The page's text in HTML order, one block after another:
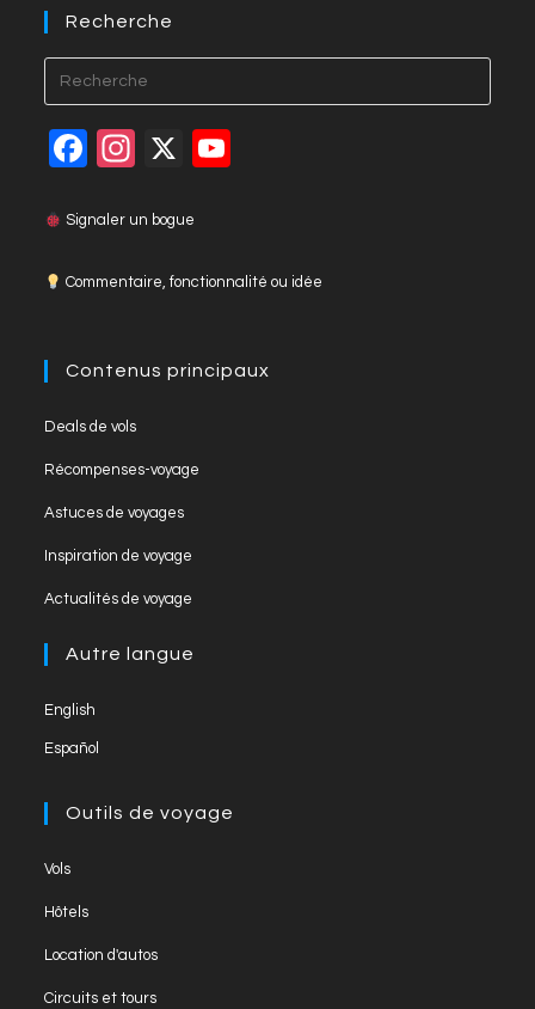
k
Recherche
F
c
o
k
In
a
X
e
Signaler un bogue
Commentaire, fonctionnalité ou idée
Contenus principaux
Deals de vols
Récompenses-voyage
Astuces de voyages
Inspiration de voyage
Actualités de voyage
Autre langue
English
Español
Outils de voyage
Vols
Hôtels
Location d'autos
Circuits et tours